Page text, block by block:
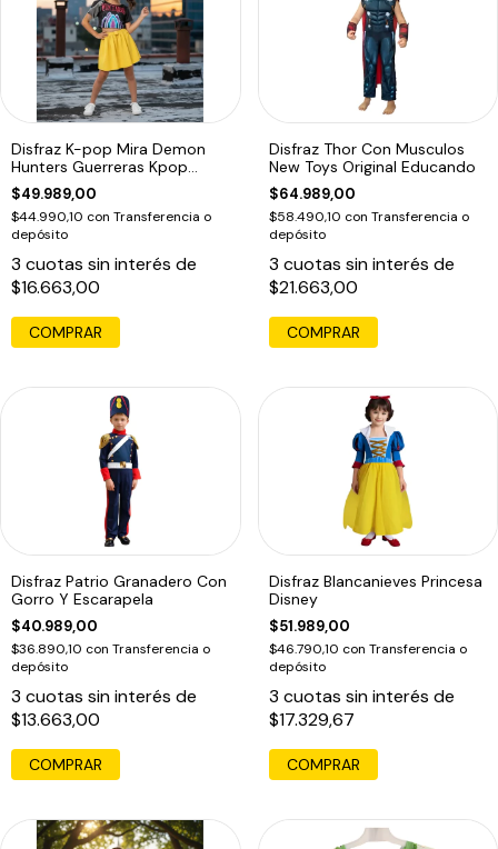
Disfraz K-pop Mira Demon
Hunters Guerreras Kpop
Infantil Mira
$49.989,00
$44.990,10 con Transferencia o
depósito
3 cuotas sin interés de
$16.663,00
COMPRAR
Disfraz Thor Con Musculos
New Toys Original Educando
$64.989,00
$58.490,10 con Transferencia o
depósito
3 cuotas sin interés de
$21.663,00
COMPRAR
Disfraz Patrio Granadero Con
Gorro Y Escarapela
$40.989,00
$36.890,10 con Transferencia o
depósito
3 cuotas sin interés de
$13.663,00
COMPRAR
Disfraz Blancanieves Princesa
Disney
$51.989,00
$46.790,10 con Transferencia o
depósito
3 cuotas sin interés de
$17.329,67
COMPRAR